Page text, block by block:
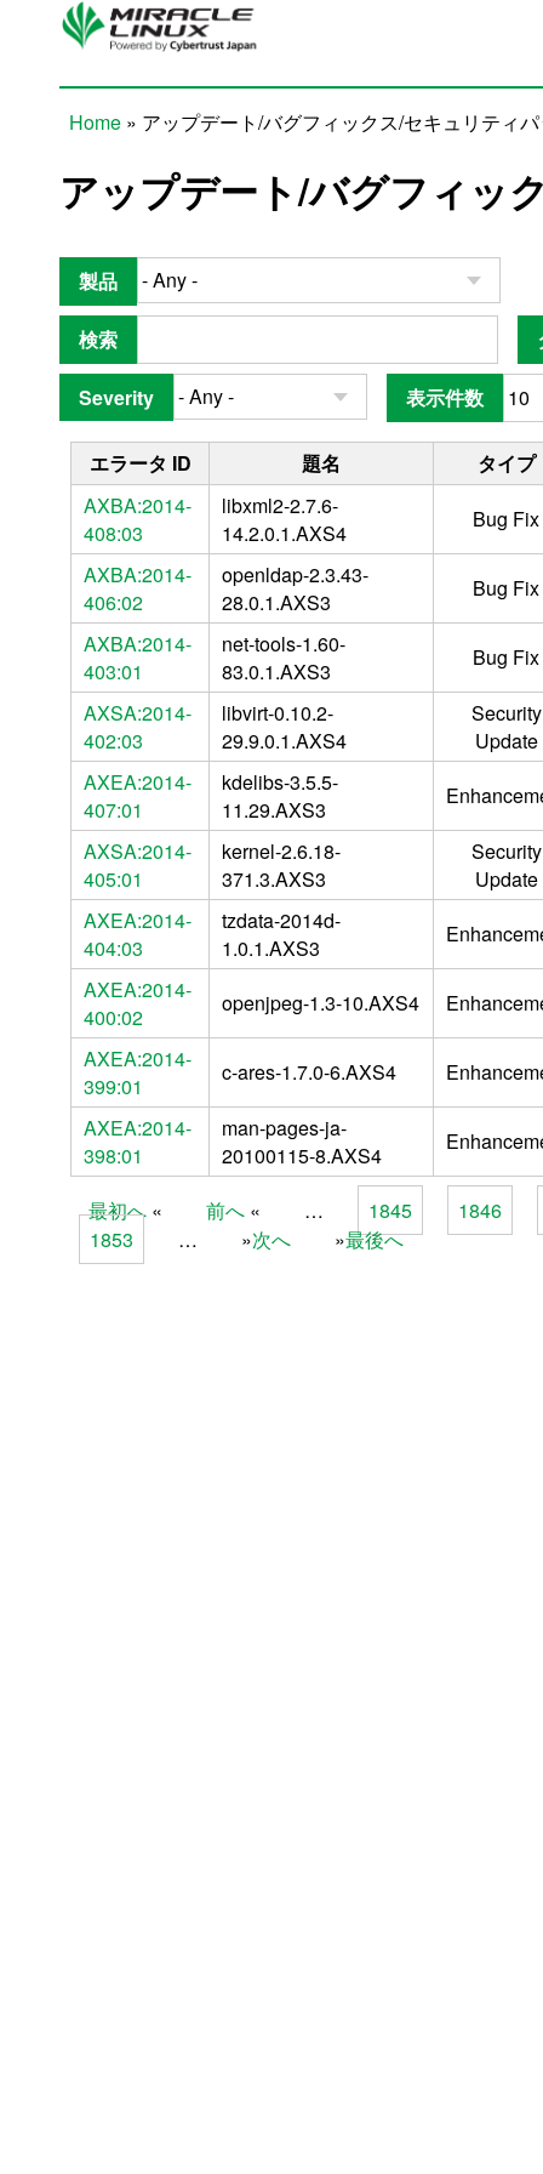
Skip to main content
Home » アップデート/バグフィックス/セキュリティ
アップデート/バグフィッ
製品
検索
Severity 表示件数
エラータ ID 題名
タイプ
AXBA:2014-
408:03
libxml2-2.7.6-
14.2.0.1.AXS4
Bug Fix
AXBA:2014-
406:02
openldap-2.3.43-
28.0.1.AXS3
Bug Fix
AXBA:2014-
403:01
net-tools-1.60-
83.0.1.AXS3
Bug Fix
AXSA:2014-
402:03
libvirt-0.10.2-
29.9.0.1.AXS4
Security
Update
AXEA:2014-
407:01
kdelibs-3.5.5-
11.29.AXS3
AXSA:2014-
405:01
kernel-2.6.18-
371.3.AXS3
Security
Update
AXEA:2014-
404:03
tzdata-2014d-
1.0.1.AXS3
AXEA:2014-
400:02
openjpeg-1.3-10.AXS4
AXEA:2014-
399:01
c-ares-1.7.0-6.AXS4
AXEA:2014-
398:01
man-pages-ja-
20100115-8.AXS4
Pages
最初へ 前へ … 1845
1846
1853
… 次へ 最後へ